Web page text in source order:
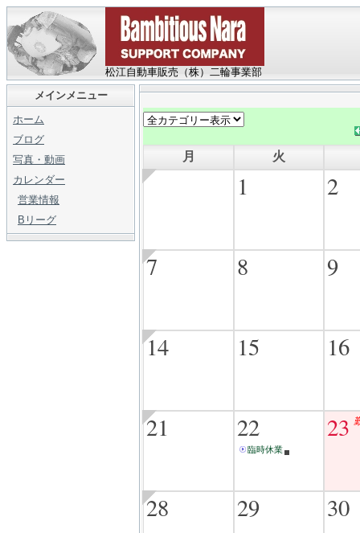
松江自動車販売（株）二輪事業部
メインメニュー
ホーム
ブログ
写真・動画
カレンダー
営業情報
Bリーグ
月 火
1 2
7 8 9
14 15 16
21 22
臨時休業
23
28 29 30